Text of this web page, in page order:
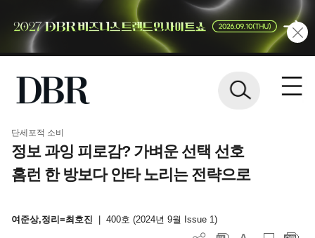
단세포적 소비
정보 과잉 피로감? 가벼운 선택 선호
홈런 한 방보다 안타 노리는 전략으로
여준상,정리=최호진 400호 (2024년 9월 Issue 1)